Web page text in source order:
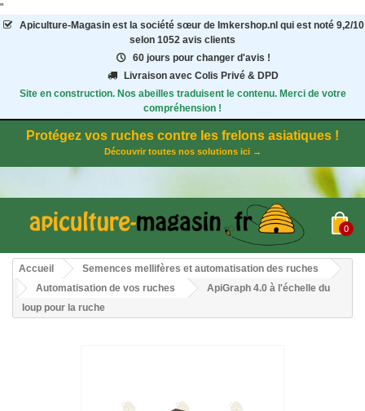
"
Apiculture-Magasinest la société sœur de Imkershop.nl qui est noté 9,2/10
selon 1052 avis clients
60 jours pour changer d'avis !
Livraison avec Colis Privé & DPD
Site en construction. Nos abeilles traduisent le contenu. Merci de votre
compréhension !
Protégez vos ruches contre les frelons asiatiques !
Découvrir toutes nos solutions ici →
0
Accueil
Semences mellifères et automatisation des ruches
Automatisation de vos ruches
ApiGraph 4.0 à l'échelle du
loup pour la ruche